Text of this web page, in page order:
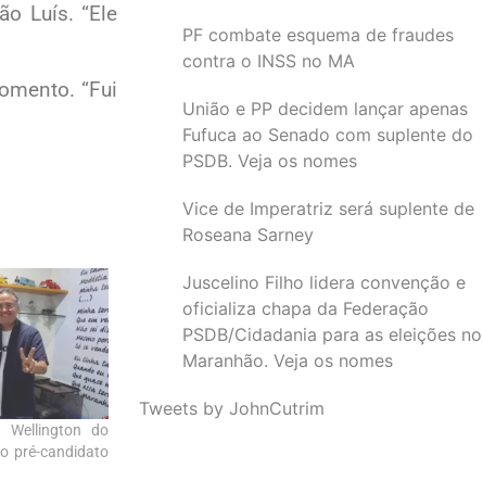
Luís. “Ele
“Fui
Wellington do
pré-candidato
PF combate esquema de fraudes
contra o INSS no MA
União e PP decidem lançar apenas
Fufuca ao Senado com suplente do
PSDB. Veja os nomes
Vice de Imperatriz será suplente de
Roseana Sarney
Juscelino Filho lidera convenção e
oficializa chapa da Federação
PSDB/Cidadania para as eleições no
Maranhão. Veja os nomes
Tweets by JohnCutrim